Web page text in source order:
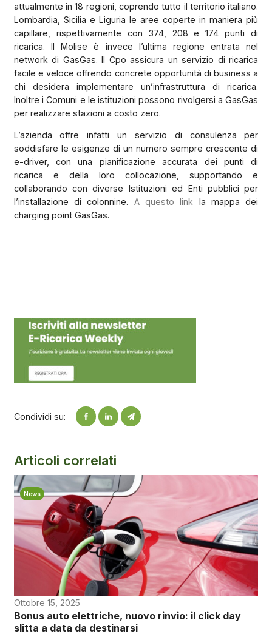
attualmente in 18 regioni, coprendo tutto il territorio italiano.
Lombardia, Sicilia e Liguria le aree coperte in maniera più
capillare, rispettivamente con 374, 208 e 174 punti di
ricarica. Il Molise è invece l’ultima regione entrata nel
network di GasGas. Il Cpo assicura un servizio di ricarica
facile e veloce offrendo concrete opportunità di business a
chi desidera implementare un’infrastruttura di ricarica.
Inoltre i Comuni e le istituzioni possono rivolgersi a GasGas
per realizzare stazioni a costo zero.
L’azienda offre infatti un servizio di consulenza per
soddisfare le esigenze di un numero sempre crescente di
e-driver, con una pianificazione accurata dei punti di
ricarica e della loro collocazione, supportando e
collaborando con diverse Istituzioni ed Enti pubblici per
l’installazione di colonnine. A questo link la mappa dei
charging point GasGas.
Condividi su:
Articoli correlati
News
Ottobre 15, 2025
Bonus auto elettriche, nuovo rinvio: il click day
slitta a data da destinarsi